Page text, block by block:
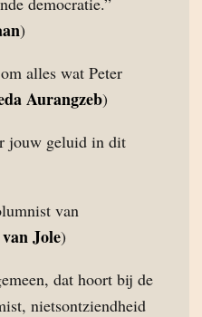
)
alles wat Peter
Aurangzeb)
jouw geluid in dit
van
Jole)
dat hoort bij de
nietsontziendheid